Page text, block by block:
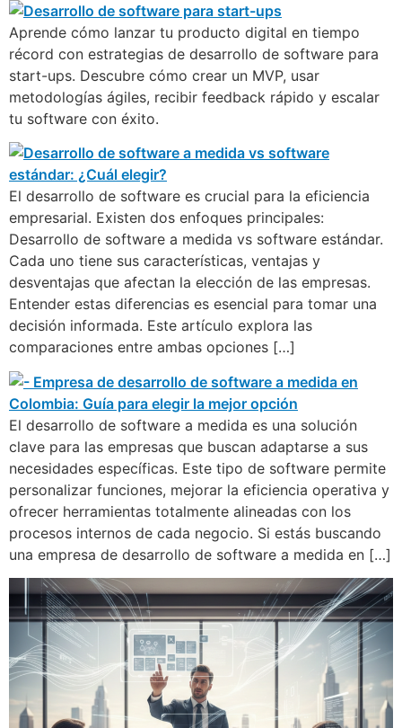
Aprende cómo lanzar tu producto digital en tiempo
récord con estrategias de desarrollo de software para
start-ups. Descubre cómo crear un MVP, usar
metodologías ágiles, recibir feedback rápido y escalar
tu software con éxito.
El desarrollo de software es crucial para la eficiencia
empresarial. Existen dos enfoques principales:
Desarrollo de software a medida vs software estándar.
Cada uno tiene sus características, ventajas y
desventajas que afectan la elección de las empresas.
Entender estas diferencias es esencial para tomar una
decisión informada. Este artículo explora las
comparaciones entre ambas opciones […]
El desarrollo de software a medida es una solución
clave para las empresas que buscan adaptarse a sus
necesidades específicas. Este tipo de software permite
personalizar funciones, mejorar la eficiencia operativa y
ofrecer herramientas totalmente alineadas con los
procesos internos de cada negocio. Si estás buscando
una empresa de desarrollo de software a medida en […]